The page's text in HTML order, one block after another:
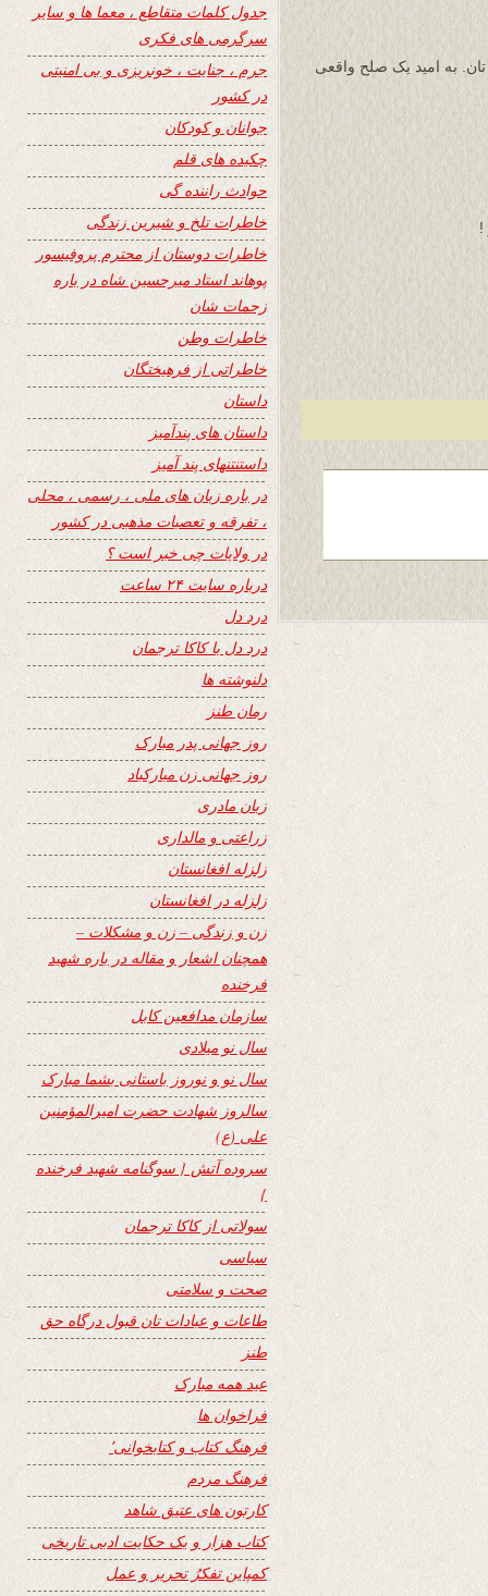
به امید یک صلح واقعی
!
جدول کلمات متقاطع ، معما ها و سایر
سرگرمی های فکری
جرم ، جنایت ، خونریزی و بی امنیتی
در کشور
جوانان و کودکان
چکیده های قلم
حوادث راننده گی
خاطرات تلخ و شیرین زندگی
خاطرات دوستان از محترم پروفیسور
پوهاند استاد میرحسین شاه در باره
زحمات شان
خاطرات وطن
خاطراتی از فرهیختگان
داستان
داستان های پندآمیز
داستنتنهای پند آمیز
در باره زبان های ملی ، رسمی ، محلی
، تفرقه و تعصبات مذهبی در کشور
در ولایات چی خبر است ؟
درباره سایت ۲۴ ساعت
درد دل
درد دل با کاکا ترجمان
دلنوشته ها
رمان طنز
روز جهانی پدر مبارک
روز جهانی زن مبارکباد
زبان مادری
زراعتی و مالداری
زلزله افغانستان
زلزله در افغانستان
زن و زندگی – زن و مشکلات –
همچنان اشعار و مقاله در باره شهید
فرخنده
سازمان مدافعین کابل
سال نو میلادی
سال نو و نوروز باستانی بشما مبارک
سالروز شهادت حضرت امیرالمؤمنین
علی (ع)
سروده آتش { سوگنامه شهید فرخنده
}
سولاتی از کاکا ترجمان
سیاسی
صحت و سلامتی
طاعات و عبادات تان قبول درگاه حق
طنز
عید همه مبارک
فراخوان ها
فرهنگ کتاب و کتابخوانی٬
فرهنگ مردم
کارتون های عتیق شاهد
کتاب هزار و یک حکایت ادبی تاریخی
کمپاین تفکرُ تحریر و عمل